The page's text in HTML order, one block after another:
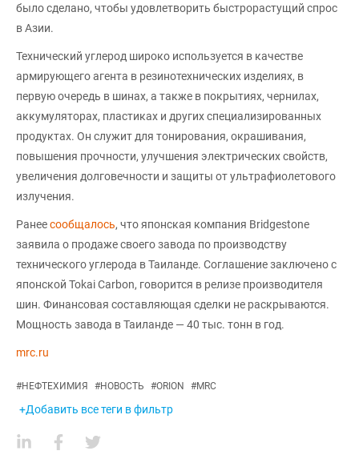
было сделано, чтобы удовлетворить быстрорастущий спрос
в Азии.
Технический углерод широко используется в качестве
армирующего агента в резинотехнических изделиях, в
первую очередь в шинах, а также в покрытиях, чернилах,
аккумуляторах, пластиках и других специализированных
продуктах. Он служит для тонирования, окрашивания,
повышения прочности, улучшения электрических свойств,
увеличения долговечности и защиты от ультрафиолетового
излучения.
Ранеесообщалось, что японская компания Bridgestone
заявила о продаже своего завода по производству
технического углерода в Таиланде. Соглашение заключено с
японской Tokai Carbon, говорится в релизе производителя
шин. Финансовая составляющая сделки не раскрываются.
Мощность завода в Таиланде — 40 тыс. тонн в год.
mrc.ru
#НЕФТЕХИМИЯ #НОВОСТЬ #ORION #MRC
+Добавить все теги в фильтр